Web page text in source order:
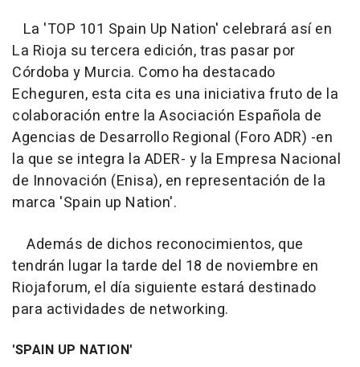
La 'TOP 101 Spain Up Nation' celebrará así en
La Rioja su tercera edición, tras pasar por
Córdoba y Murcia. Como ha destacado
Echeguren, esta cita es una iniciativa fruto de la
colaboración entre la Asociación Española de
Agencias de Desarrollo Regional (Foro ADR) -en
la que se integra la ADER- y la Empresa Nacional
de Innovación (Enisa), en representación de la
marca 'Spain up Nation'.
Además de dichos reconocimientos, que
tendrán lugar la tarde del 18 de noviembre en
Riojaforum, el día siguiente estará destinado
para actividades de networking.
'SPAIN UP NATION'